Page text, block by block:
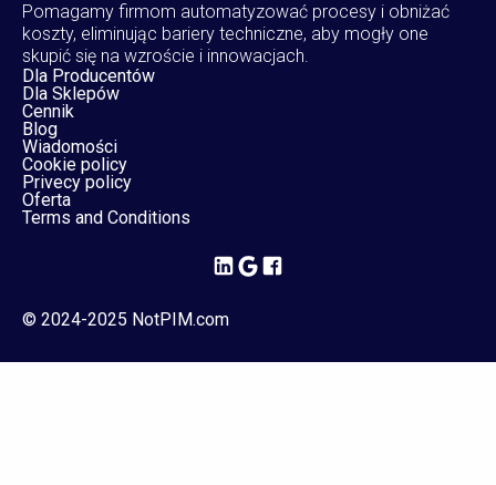
Pomagamy firmom automatyzować procesy i obniżać
koszty, eliminując bariery techniczne, aby mogły one
skupić się na wzroście i innowacjach.
Dla Producentów
Dla Sklepów
Cennik
Blog
Wiadomości
Cookie policy
Privecy policy
Oferta
Terms and Conditions
© 2024-2025 NotPIM.com